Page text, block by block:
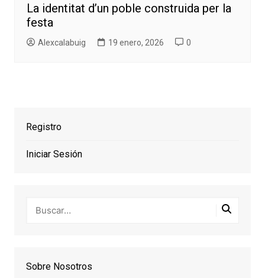
La identitat d’un poble construida per la
festa
Alexcalabuig 19 enero, 2026 0
Registro
Iniciar Sesión
Sobre Nosotros